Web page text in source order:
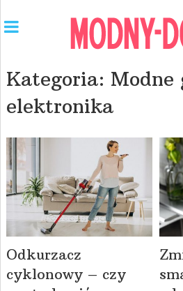
Kategoria: Modne
elektronika
Odkurzacz
cyklonowy – czy